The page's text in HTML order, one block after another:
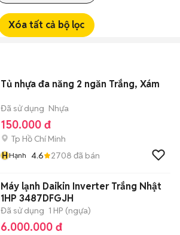
Xóa tất cả bộ lọc
Tủ nhựa đa năng 2 ngăn Trắng, Xám
Đã sử dụng Nhựa
150.000 đ
Tp Hồ Chí Minh
HHạnh 4.6 2708 đã bán
Máy lạnh Daikin Inverter Trắng Nhật
1HP 3487DFGJH
Đã sử dụng 1 HP (ngựa)
6.000.000 đ